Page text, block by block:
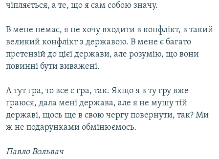
чіпляється, а те, що я сам собою значу.
В мене немає, я не хочу входити в конфлікт, в такий
великий конфлікт з державою. В мене є багато
претензій до цієї держави, але розумію, що вони
повинні бути виважені.
А тут гра, то все є гра, так. Якщо я в ту гру вже
граюся, дала мені держава, але я не мушу тій
державі, щось ще в свою чергу повернути, так? Ми
ж не подарунками обмінюємось.
Павло Вольвач